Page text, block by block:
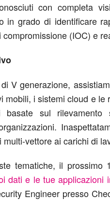
con completa
in grado di identificare
(IOC) e
V generazione,
mobili, i sistemi cloud e
basate sul
vettore ai carichi di
tematiche, il
dati e le tue applicazioni
Engineer presso